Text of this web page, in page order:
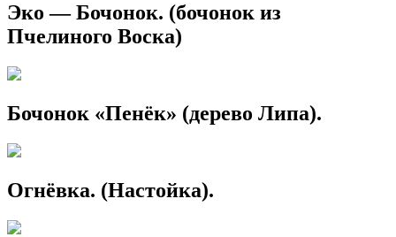
Эко — Бочонок. (бочонок из
Пчелиного Воска)
Бочонок «Пенёк» (дерево Липа).
Огнёвка. (Настойка).